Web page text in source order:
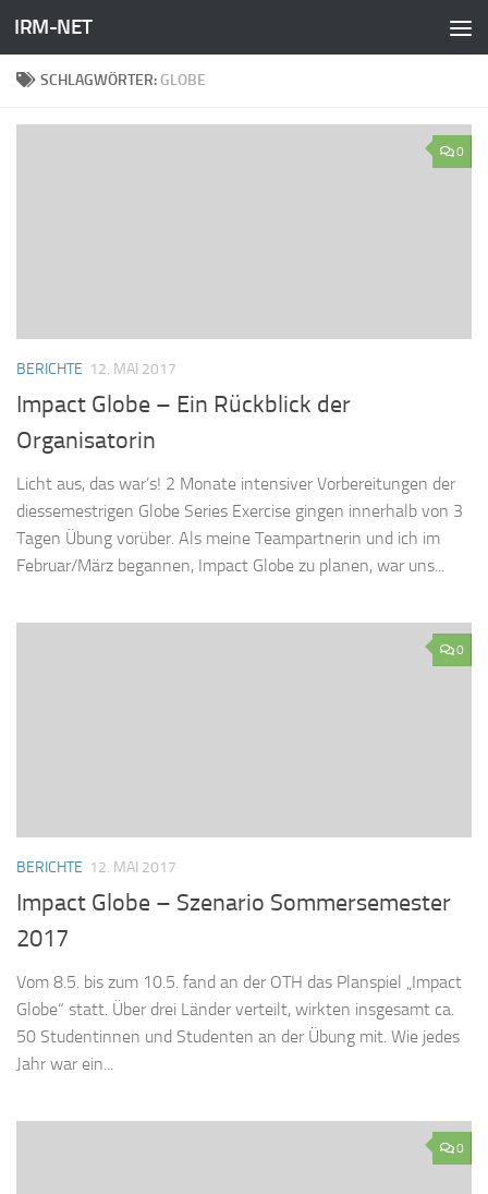
Zum Inhalt springen
IRM-NET
SCHLAGWÖRTER: GLOBE
0
BERICHTE 12. MAI 2017
Impact Globe – Ein Rückblick der
Organisatorin
Licht aus, das war’s! 2 Monate intensiver Vorbereitungen der
diessemestrigen Globe Series Exercise gingen innerhalb von 3
Tagen Übung vorüber. Als meine Teampartnerin und ich im
Februar/März begannen, Impact Globe zu planen, war uns...
0
BERICHTE 12. MAI 2017
Impact Globe – Szenario Sommersemester
2017
Vom 8.5. bis zum 10.5. fand an der OTH das Planspiel „Impact
Globe“ statt. Über drei Länder verteilt, wirkten insgesamt ca.
50 Studentinnen und Studenten an der Übung mit. Wie jedes
Jahr war ein...
0